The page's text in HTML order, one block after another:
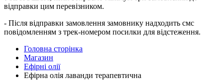
відправки цим перевізником.
- Після відправки замовлення замовнику надходить смс
повідомленням з трек-номером посилки для відстеження.
Головна сторінка
Магазин
Ефірні олії
Ефірна олія лаванди терапевтична